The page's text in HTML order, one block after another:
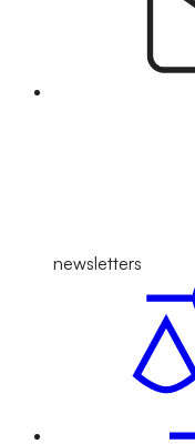
newsletters